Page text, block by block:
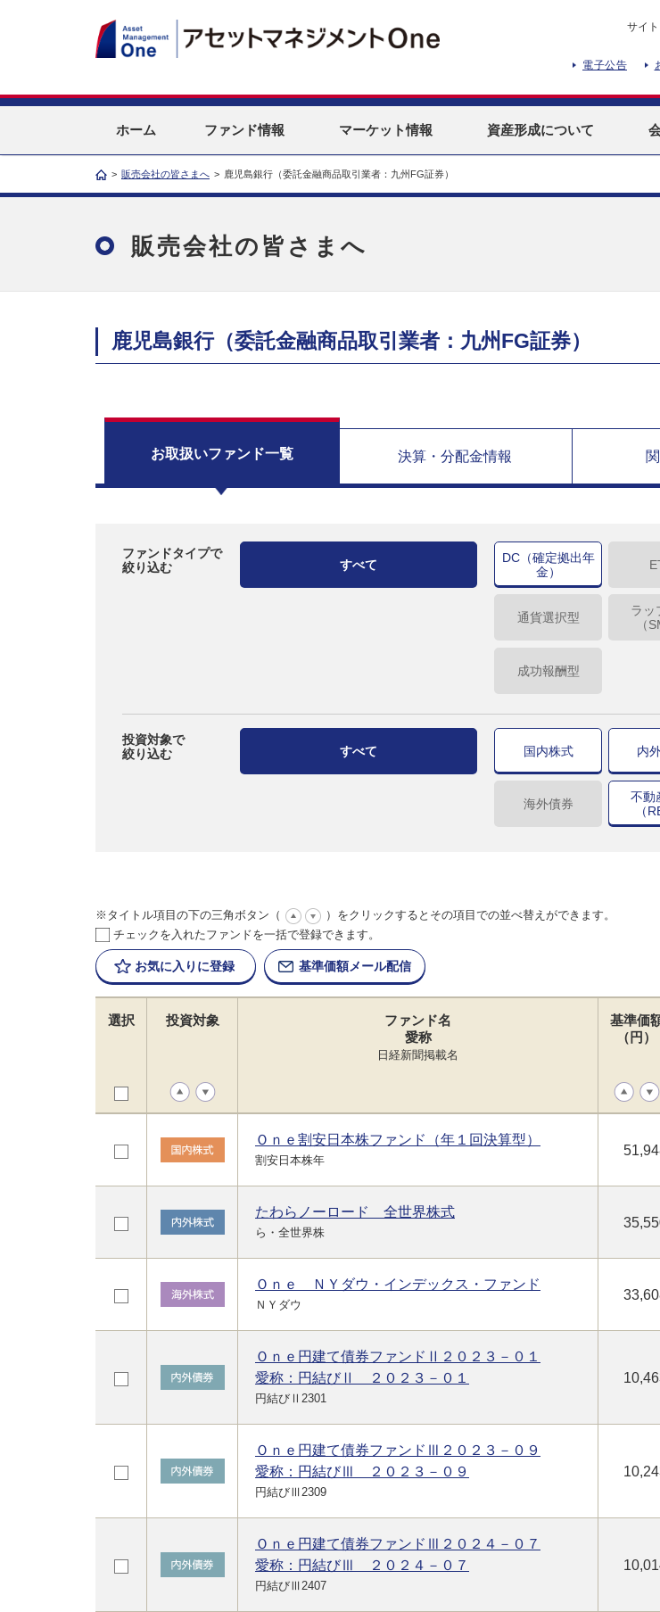
サイ
電子公告
ホーム ファンド情報 マーケット情報 資産形成について
> 販売会社の皆さまへ > 鹿児島銀行（委託金融商品取引業者：九州FG証券）
販売会社の皆さまへ
鹿児島銀行（委託金融商品取引業者：九州FG証券）
お取扱いファンド一覧 決算・分配金情報
ファンドタイプで
絞り込む
すべて
DC（確定拠出年
金）
通貨選択型
ラッ
（
成功報酬型
投資対象で
絞り込む
すべて 国内株式 内
海外債券
不動
（
※タイトル項目の下の三角ボタン（
）をクリックするとその項目での並べ替えができます。
チェックを入れたファンドを一括で登録できます。
お気に入りに登録 基準価額メール配信
選択 投資対象
ファンド名
愛称
日経新聞掲載名
基準価
（円）
Ｏｎｅ割安日本株ファンド（年１回決算型）
割安日本株年
たわらノーロード 全世界株式
ら・全世界株
Ｏｎｅ ＮＹダウ・インデックス・ファンド
ＮＹダウ
Ｏｎｅ円建て債券ファンドⅡ２０２３－０１
愛称：円結びⅡ ２０２３－０１
円結びⅡ2301
Ｏｎｅ円建て債券ファンドⅢ２０２３－０９
愛称：円結びⅢ ２０２３－０９
円結びⅢ2309
Ｏｎｅ円建て債券ファンドⅢ２０２４－０７
愛称：円結びⅢ ２０２４－０７
円結びⅢ2407